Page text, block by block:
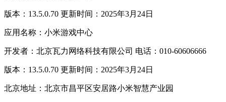
版本：13.5.0.70 更新时间：2025年3月24日
应用名称：小米游戏中心
开发者：北京瓦力网络科技有限公司 电话：010-60606666
版本：13.5.0.70 更新时间：2025年3月24日
北京地址：北京市昌平区安居路小米智慧产业园